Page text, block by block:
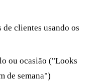
clientes usando os
ou ocasião ("Looks
de semana")